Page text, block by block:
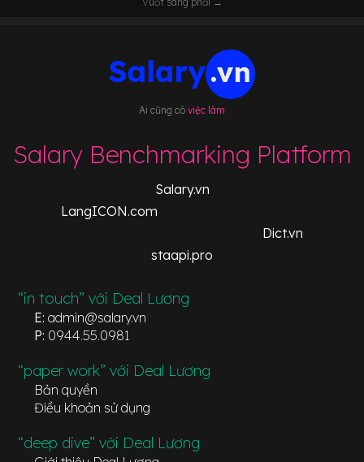
Ai cũng có việc làm
Salary Benchmarking Platform
Salary.vn
LangICON.com
Dict.vn
staapi.pro
“in touch” với Deal Lương
E: admin@salary.vn
P: 0944.55.0981
“paper work” với Deal Lương
Bản quyền
Điều khoản sử dụng
“deep dive” với Deal Lương